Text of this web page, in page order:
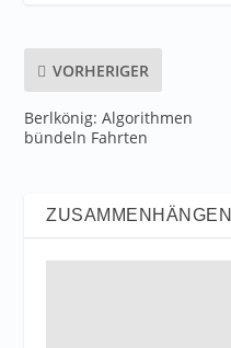
VORHERIGER
Berlkönig: Algorithmen
bündeln Fahrten